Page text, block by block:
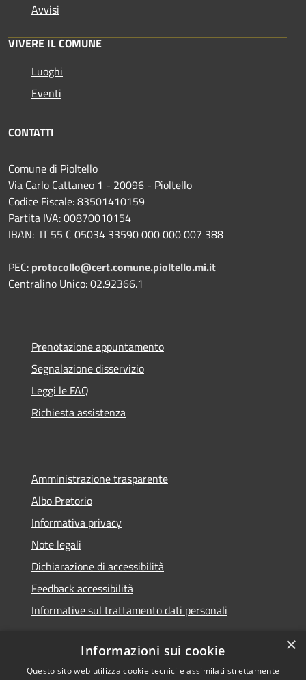
Avvisi
VIVERE IL COMUNE
Luoghi
Eventi
CONTATTI
Comune di Pioltello
Via Carlo Cattaneo 1 - 20096 - Pioltello
Codice Fiscale: 83501410159
Partita IVA: 00870010154
IBAN: IT 55 C 05034 33590 000 000 007 388
PEC: protocollo@cert.comune.pioltello.mi.it
Centralino Unico: 02.92366.1
Prenotazione appuntamento
Segnalazione disservizio
Leggi le FAQ
Richiesta assistenza
Amministrazione trasparente
Albo Pretorio
Informativa privacy
Note legali
Dichiarazione di accessibilità
Feedback accessibilità
Informative sul trattamento dati personali
×
Informazioni sui cookie
Questo sito web utilizza cookie tecnici e assimilati strettamente